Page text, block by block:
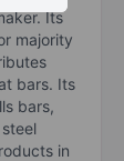
Its
majority
bars. Its
bars,
in